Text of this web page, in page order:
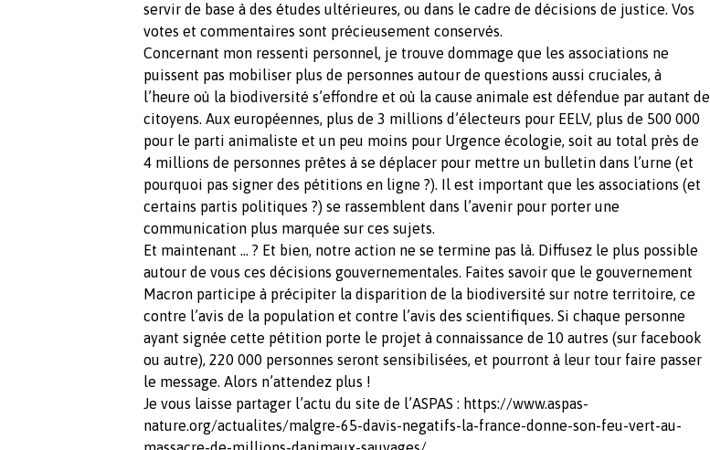
servir de base à des études ultérieures, ou dans le cadre de décisions de justice. Vos
votes et commentaires sont précieusement conservés.
Concernant mon ressenti personnel, je trouve dommage que les associations ne
puissent pas mobiliser plus de personnes autour de questions aussi cruciales, à
l’heure où la biodiversité s’effondre et où la cause animale est défendue par autant de
citoyens. Aux européennes, plus de 3 millions d’électeurs pour EELV, plus de 500 000
pour le parti animaliste et un peu moins pour Urgence écologie, soit au total près de
4 millions de personnes prêtes à se déplacer pour mettre un bulletin dans l’urne (et
pourquoi pas signer des pétitions en ligne ?). Il est important que les associations (et
certains partis politiques ?) se rassemblent dans l’avenir pour porter une
communication plus marquée sur ces sujets.
Et maintenant … ? Et bien, notre action ne se termine pas là. Diffusez le plus possible
autour de vous ces décisions gouvernementales. Faites savoir que le gouvernement
Macron participe à précipiter la disparition de la biodiversité sur notre territoire, ce
contre l’avis de la population et contre l’avis des scientifiques. Si chaque personne
ayant signée cette pétition porte le projet à connaissance de 10 autres (sur facebook
ou autre), 220 000 personnes seront sensibilisées, et pourront à leur tour faire passer
le message. Alors n’attendez plus !
Je vous laisse partager l’actu du site de l’ASPAS : https://www.aspas-
nature.org/actualites/malgre-65-davis-negatifs-la-france-donne-son-feu-vert-au-